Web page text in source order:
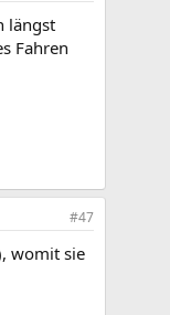
längst
Fahren
#47
womit sie